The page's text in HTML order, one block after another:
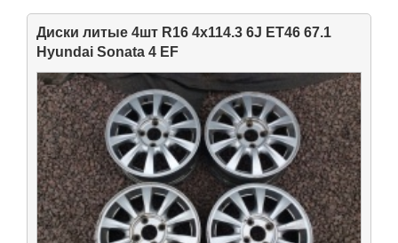
Диски литые 4шт R16 4x114.3 6J ET46 67.1
Hyundai Sonata 4 EF